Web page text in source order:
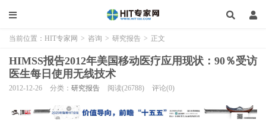
当前位置： HIT专家网 > 咨询 > 研究报告 > 正文
HIMSS报告2012年美国移动医疗应用现状：90％受访
医生每日使用无线技术
2012-12-26 分类： 研究报告 阅读(26788) 评论(0)